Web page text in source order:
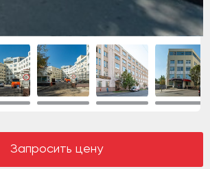
Запросить цену